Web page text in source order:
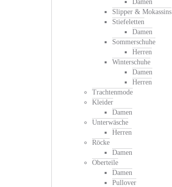
Damen
Slipper & Mokassins
Stiefeletten
Damen
Sommerschuhe
Herren
Winterschuhe
Damen
Herren
Trachtenmode
Kleider
Damen
Unterwäsche
Herren
Röcke
Damen
Oberteile
Damen
Pullover